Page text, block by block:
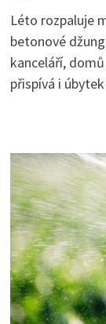
Léto rozpaluje
betonové
kanceláří,
přispívá i